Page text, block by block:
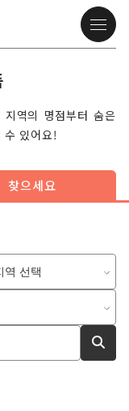
역의 명점부터 숨은
수 있어요!
찾으세요
역 선택